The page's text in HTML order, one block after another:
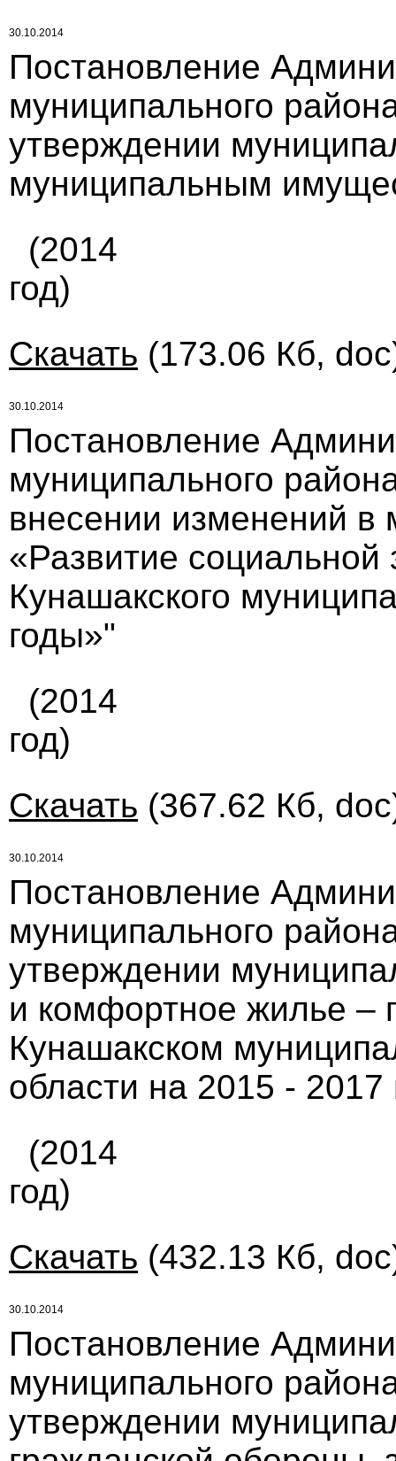
30.10.2014
Постановление
муниципального
утверждении
муниципальным
(2014
год)
Скачать (173.06 Кб,
30.10.2014
Постановление
муниципального
внесении изменений
«Развитие
Кунашакского
годы»"
(2014
год)
Скачать (367.62 Кб,
30.10.2014
Постановление
муниципального
утверждении
и комфортное жилье –
Кунашакском
области на 2015 - 2017
(2014
год)
Скачать (432.13 Кб,
30.10.2014
Постановление
муниципального
утверждении